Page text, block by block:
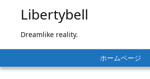
Libertybell
Dreamlike reality.
ホームページ